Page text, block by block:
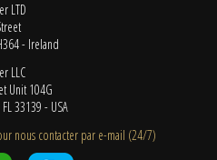
LTD
- Ireland
LLC
Unit 104G
33139 - USA
nous contacter par e-mail (24/7)